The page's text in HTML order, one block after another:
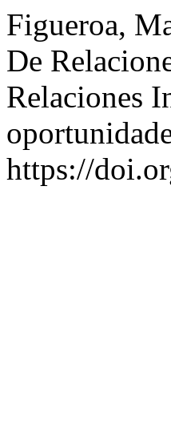
Figueroa,
De
Relaciones
https://